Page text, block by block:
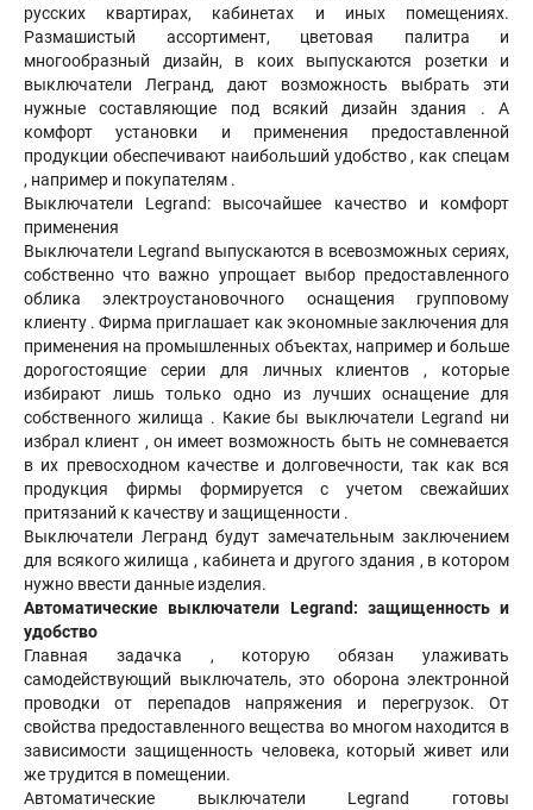
русских квартирах, кабинетах и иных помещениях.
Размашистый ассортимент, цветовая палитра и
многообразный дизайн, в коих выпускаются розетки и
выключатели Легранд, дают возможность выбрать эти
нужные составляющие под всякий дизайн здания . А
комфорт установки и применения предоставленной
продукции обеспечивают наибольший удобство , как спецам
, например и покупателям .
Выключатели Legrand: высочайшее качество и комфорт
применения
Выключатели Legrand выпускаются в всевозможных сериях,
собственно что важно упрощает выбор предоставленного
облика электроустановочного оснащения групповому
клиенту . Фирма приглашает как экономные заключения для
применения на промышленных объектах, например и больше
дорогостоящие серии для личных клиентов , которые
избирают лишь только одно из лучших оснащение для
собственного жилища . Какие бы выключатели Legrand ни
избрал клиент , он имеет возможность быть не сомневается
в их превосходном качестве и долговечности, так как вся
продукция фирмы формируется с учетом свежайших
притязаний к качеству и защищенности .
Выключатели Легранд будут замечательным заключением
для всякого жилища , кабинета и другого здания , в котором
нужно ввести данные изделия.
Автоматические выключатели Legrand: защищенность и
удобство
Главная задачка , которую обязан улаживать
самодействующий выключатель, это оборона электронной
проводки от перепадов напряжения и перегрузок. От
свойства предоставленного вещества во многом находится в
зависимости защищенность человека, который живет или
же трудится в помещении.
Автоматические выключатели Legrand готовы